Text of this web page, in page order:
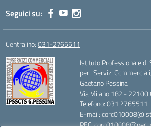
Seguici su:
Centralino:031-2765511
Istituto Professionale di
per i Servizi
Gaetano Pessina
Via Milano 182 - 22100
Telefono: 031 2765511
E-mail:
PEC: